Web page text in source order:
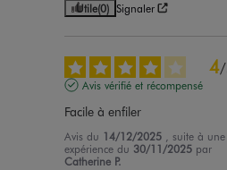
Utile(0) Signaler
4/
Avis vérifié et récompensé
Facile à enfiler
Avis du 14/12/2025
, suite à une
expérience du 30/11/2025 par
Catherine P.